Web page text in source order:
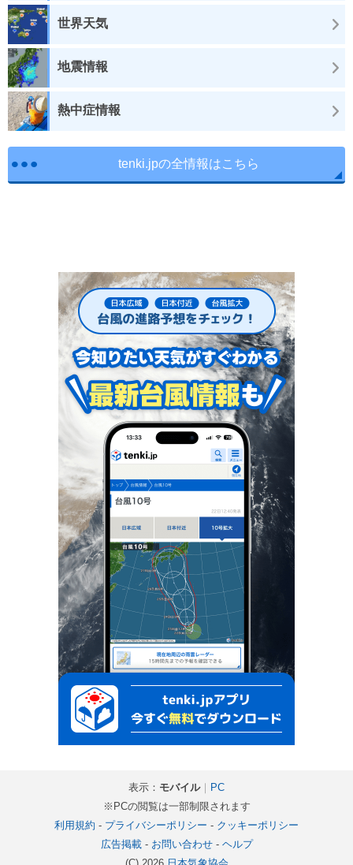
世界天気
地震情報
熱中症情報
tenki.jpの全情報はこちら
表示： モバイル｜ PC
※PCの閲覧は一部制限されます
利用規約 - プライバシーポリシー - クッキーポリシー
広告掲載- お問い合わせ- ヘルプ